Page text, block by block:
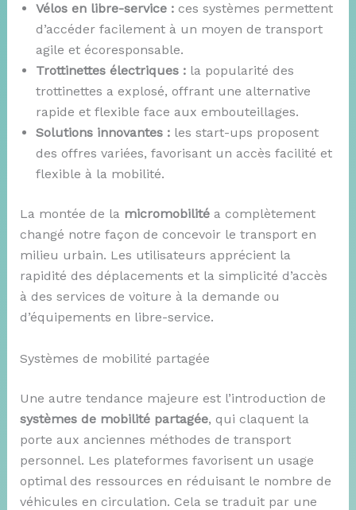
Vélos en libre-service :ces systèmes permettent
d’accéder facilement à un moyen de transport
agile et écoresponsable.
Trottinettes électriques :la popularité des
trottinettes a explosé, offrant une alternative
rapide et flexible face aux embouteillages.
Solutions innovantes :les start-ups proposent
des offres variées, favorisant un accès facilité et
flexible à la mobilité.
La montée de la micromobilitéa complètement
changé notre façon de concevoir le transport en
milieu urbain. Les utilisateurs apprécient la
rapidité des déplacements et la simplicité d’accès
à des services de voiture à la demande ou
d’équipements en libre-service.
Systèmes de mobilité partagée
Une autre tendance majeure est l’introduction de
systèmes de mobilité partagée, qui claquent la
porte aux anciennes méthodes de transport
personnel. Les plateformes favorisent un usage
optimal des ressources en réduisant le nombre de
véhicules en circulation. Cela se traduit par une